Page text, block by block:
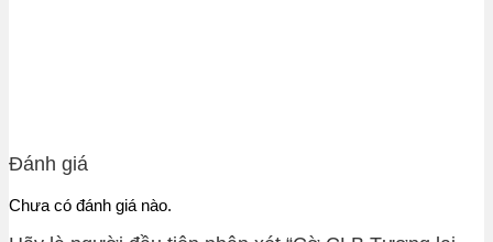
Đánh giá
Chưa có đánh giá nào.